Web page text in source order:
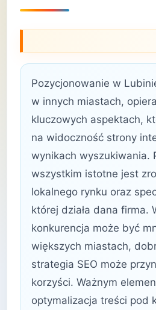
Pozycjonowanie w
w innych miastach,
kluczowych aspektach,
na widoczność strony
wynikach wyszukiwania.
wszystkim istotne jest
lokalnego rynku oraz
której działa dana firma.
konkurencja może być
większych miastach,
strategia SEO może
korzyści. Ważnym
optymalizacja treści pod